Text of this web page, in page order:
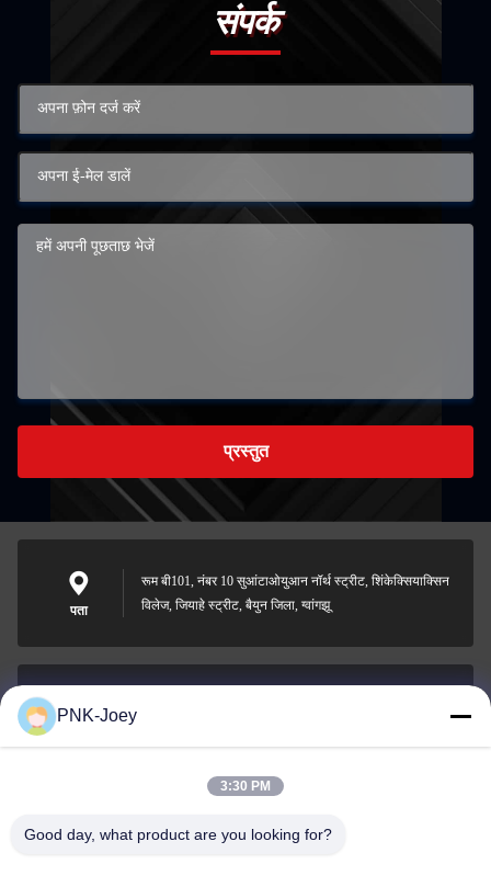
संपर्क
प्रस्तुत
पता
रूम बी101, नंबर 10 सुआंटाओयुआन नॉर्थ स्ट्रीट, शिंकेक्सियाक्सिन
विलेज, जियाहे स्ट्रीट, बैयुन जिला, ग्वांगझू
008613580404923
PNK-Joey
3:30 PM
Good day, what product are you looking for?